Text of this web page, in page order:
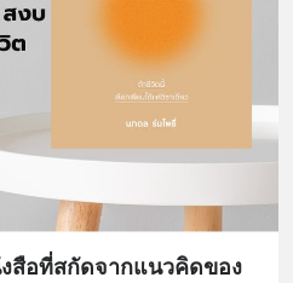
สือที่สกัดจากแนวคิดของ